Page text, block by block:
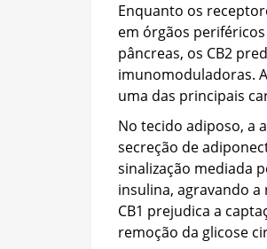
Enquanto os
em órgãos
pâncreas, os CB2
imunomoduladoras.
uma das principais
No tecido adiposo, a
secreção de
sinalização mediada
insulina, agravando
CB1 prejudica a
remoção da glicose